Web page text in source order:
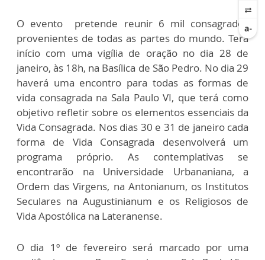
O evento pretende reunir 6 mil consagrados
provenientes de todas as partes do mundo. Terá
início com uma vigília de oração no dia 28 de
janeiro, às 18h, na Basílica de São Pedro. No dia 29
haverá uma encontro para todas as formas de
vida consagrada na Sala Paulo VI, que terá como
objetivo refletir sobre os elementos essenciais da
Vida Consagrada. Nos dias 30 e 31 de janeiro cada
forma de Vida Consagrada desenvolverá um
programa próprio. As contemplativas se
encontrarão na Universidade Urbananiana, a
Ordem das Virgens, na Antonianum, os Institutos
Seculares na Augustinianum e os Religiosos de
Vida Apostólica na Lateranense.
O dia 1º de fevereiro será marcado por uma